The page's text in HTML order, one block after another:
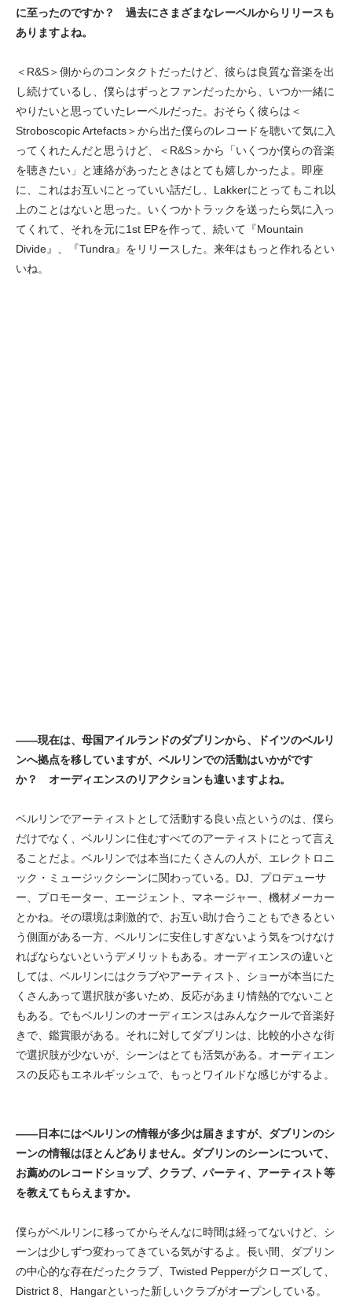
に至ったのですか？ 過去にさまざまなレーベルからリリースも
ありますよね。
＜R&S＞側からのコンタクトだったけど、彼らは良質な音楽を出
し続けているし、僕らはずっとファンだったから、いつか一緒に
やりたいと思っていたレーベルだった。おそらく彼らは＜
Stroboscopic Artefacts＞から出た僕らのレコードを聴いて気に入
ってくれたんだと思うけど、＜R&S＞から「いくつか僕らの音楽
を聴きたい」と連絡があったときはとても嬉しかったよ。即座
に、これはお互いにとっていい話だし、Lakkerにとってもこれ以
上のことはないと思った。いくつかトラックを送ったら気に入っ
てくれて、それを元に1st EPを作って、続いて『Mountain
Divide』、『Tundra』をリリースした。来年はもっと作れるとい
いね。
——現在は、母国アイルランドのダブリンから、ドイツのベルリ
ンへ拠点を移していますが、ベルリンでの活動はいかがです
か？ オーディエンスのリアクションも違いますよね。
ベルリンでアーティストとして活動する良い点というのは、僕ら
だけでなく、ベルリンに住むすべてのアーティストにとって言え
ることだよ。ベルリンでは本当にたくさんの人が、エレクトロニ
ック・ミュージックシーンに関わっている。DJ、プロデューサ
ー、プロモーター、エージェント、マネージャー、機材メーカー
とかね。その環境は刺激的で、お互い助け合うこともできるとい
う側面がある一方、ベルリンに安住しすぎないよう気をつけなけ
ればならないというデメリットもある。オーディエンスの違いと
しては、ベルリンにはクラブやアーティスト、ショーが本当にた
くさんあって選択肢が多いため、反応があまり情熱的でないこと
もある。でもベルリンのオーディエンスはみんなクールで音楽好
きで、鑑賞眼がある。それに対してダブリンは、比較的小さな街
で選択肢が少ないが、シーンはとても活気がある。オーディエン
スの反応もエネルギッシュで、もっとワイルドな感じがするよ。
——日本にはベルリンの情報が多少は届きますが、ダブリンのシ
ーンの情報はほとんどありません。ダブリンのシーンについて、
お薦めのレコードショップ、クラブ、パーティ、アーティスト等
を教えてもらえますか。
僕らがベルリンに移ってからそんなに時間は経ってないけど、シ
ーンは少しずつ変わってきている気がするよ。長い間、ダブリン
の中心的な存在だったクラブ、Twisted Pepperがクローズして、
District 8、Hangarといった新しいクラブがオープンしている。